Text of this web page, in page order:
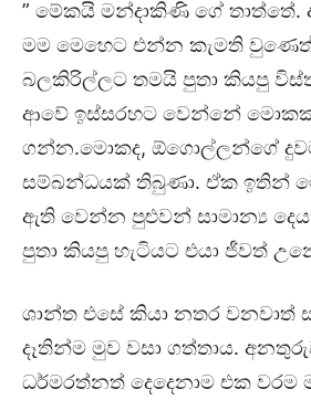
” මේකයි මන්දාකිණි ගේ
මම මෙහෙට එන්න කැමති වුණෙත්
බලකිරිල්ලට තමයි පුතා කියපු
ආවේ ඉස්සරහට වෙන්නේ
ගන්න.මොකද, ඕගොල්ලන්ගේ
සම්බන්ධයක් තිබුණා. ඒක ඉතින්
ඇති වෙන්න පුළුවන් සාමාන්‍ය
පුතා කියපු හැටියට එයා ජීවත්
ශාන්ත එසේ කියා නතර වනවාත්
දෑතින්ම මුව වසා ගත්තාය.
ධර්මරත්නත් දෙදෙනාම එක වරම